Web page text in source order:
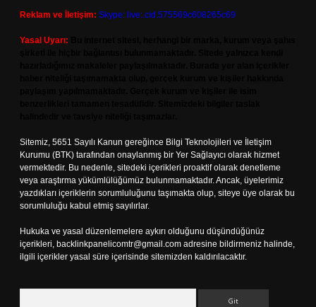
Reklam ve İletişim: Skype: live:.cid.575569c608265c69
Yasal Uyarı:
Sitemiz, 5651 Sayılı Kanun gereğince Bilgi Teknolojileri ve İletişim
Kurumu (BTK) tarafından onaylanmış bir Yer Sağlayıcı olarak hizmet
vermektedir. Bu nedenle, sitedeki içerikleri proaktif olarak denetleme
veya araştırma yükümlülüğümüz bulunmamaktadır. Ancak, üyelerimiz
yazdıkları içeriklerin sorumluluğunu taşımakta olup, siteye üye olarak bu
sorumluluğu kabul etmiş sayılırlar.
Hukuka ve yasal düzenlemelere aykırı olduğunu düşündüğünüz
içerikleri, backlinkpanelicomtr@gmail.com adresine bildirmeniz halinde,
ilgili içerikler yasal süre içerisinde sitemizden kaldırılacaktır.